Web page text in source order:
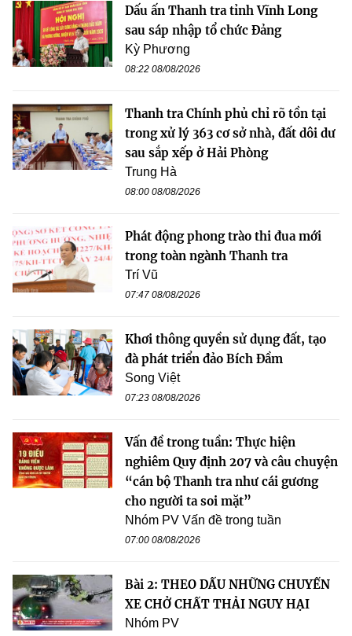
Dấu ấn Thanh tra tỉnh Vĩnh Long
sau sáp nhập tổ chức Đảng
Kỳ Phương
08:22 08/08/2026
Thanh tra Chính phủ chỉ rõ tồn tại
trong xử lý 363 cơ sở nhà, đất dôi dư
sau sắp xếp ở Hải Phòng
Trung Hà
08:00 08/08/2026
Phát động phong trào thi đua mới
trong toàn ngành Thanh tra
Trí Vũ
07:47 08/08/2026
Khơi thông quyền sử dụng đất, tạo
đà phát triển đảo Bích Đầm
Song Việt
07:23 08/08/2026
Vấn đề trong tuần: Thực hiện
nghiêm Quy định 207 và câu chuyện
“cán bộ Thanh tra như cái gương
cho người ta soi mặt”
Nhóm PV Vấn đề trong tuần
07:00 08/08/2026
Bài 2: THEO DẤU NHỮNG CHUYẾN
XE CHỞ CHẤT THẢI NGUY HẠI
Nhóm PV